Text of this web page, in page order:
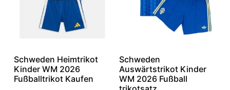
Schweden Heimtrikot
Kinder WM 2026
Fußballtrikot Kaufen
Schweden
Auswärtstrikot Kinder
WM 2026 Fußball